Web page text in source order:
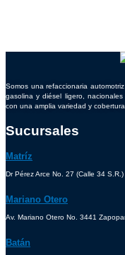
Somos una refaccionaria
gasolina y diésel ligero,
con una amplia variedad y
Sucursales
Matríz
Dr Pérez Arce No. 27 (Calle 34
Mariano Otero
Av. Mariano Otero No. 3441
Batán